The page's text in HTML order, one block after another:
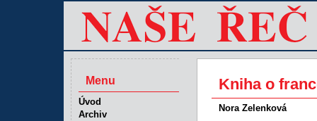
Kniha o
Nora Zelenková
Menu
Úvod
Archiv